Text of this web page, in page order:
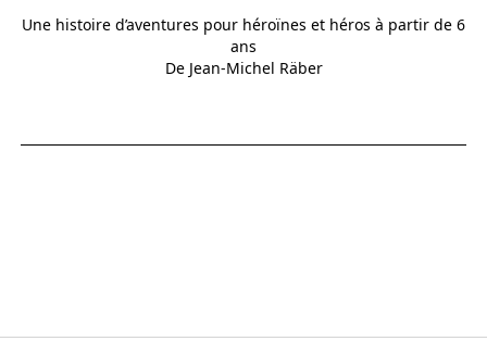
Une histoire d’aventures pour héroïnes et héros à partir de 6
ans
De Jean-Michel Räber